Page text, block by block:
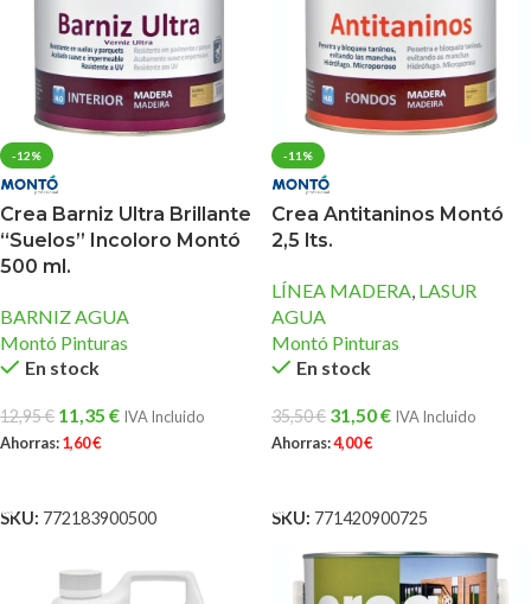
-12%
Crea Barniz Ultra Brillante
“Suelos” Incoloro Montó
500 ml.
BARNIZ AGUA
Montó Pinturas
En stock
12,95€ 11,35 € IVA Incluido
Ahorras:1,60€
SKU: 772183900500
-11%
Crea Antitaninos Montó
2,5 lts.
LÍNEA MADERA, LASUR
AGUA
Montó Pinturas
En stock
35,50€ 31,50€ IVA Incluido
Ahorras:4,00€
SKU: 771420900725